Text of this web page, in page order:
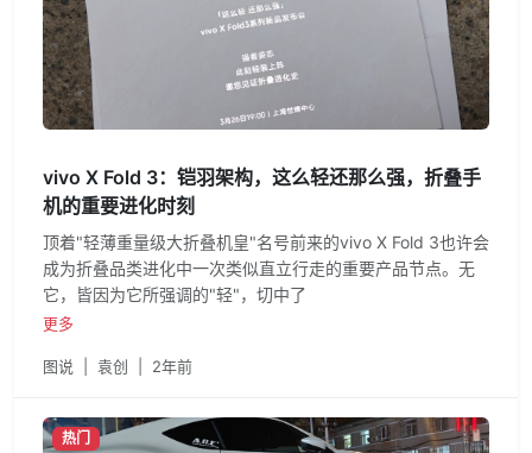
vivo X Fold 3：铠羽架构，这么轻还那么强，折叠手
机的重要进化时刻
顶着"轻薄重量级大折叠机皇"名号前来的vivo X Fold 3也许会
成为折叠品类进化中一次类似直立行走的重要产品节点。无
它，皆因为它所强调的"轻"，切中了
更多
图说 袁创 2年前
热门